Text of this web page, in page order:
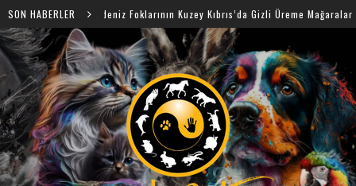
SON HABERLER
Akdeniz Foklarının Kuzey Kıbrıs’da Gizli Üreme Mağaraları Keşfedildi